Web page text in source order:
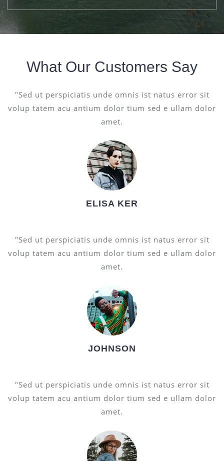
What Our Customers Say
"Sed ut perspiciatis unde omnis ist natus error sit
volup tatem acu antium dolor tium sed e ullam dolor
amet.
ELISA KER
"Sed ut perspiciatis unde omnis ist natus error sit
volup tatem acu antium dolor tium sed e ullam dolor
amet.
JOHNSON
"Sed ut perspiciatis unde omnis ist natus error sit
volup tatem acu antium dolor tium sed e ullam dolor
amet.